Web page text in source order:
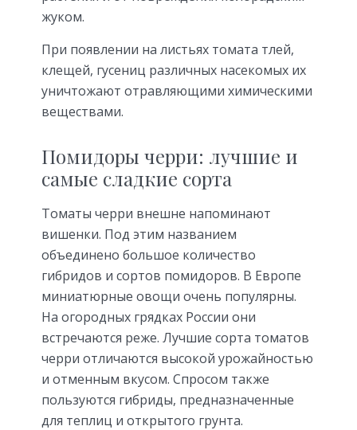
жуком.
При появлении на листьях томата тлей,
клещей, гусениц различных насекомых их
уничтожают отравляющими химическими
веществами.
Помидоры черри: лучшие и
самые сладкие сорта
Томаты черри внешне напоминают
вишенки. Под этим названием
объединено большое количество
гибридов и сортов помидоров. В Европе
миниатюрные овощи очень популярны.
На огородных грядках России они
встречаются реже. Лучшие сорта томатов
черри отличаются высокой урожайностью
и отменным вкусом. Спросом также
пользуются гибриды, предназначенные
для теплиц и открытого грунта.